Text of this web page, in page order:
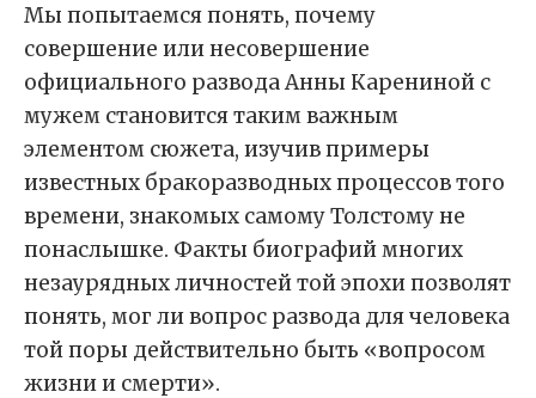
Мы попытаемся понять, почему
совершение или несовершение
официального развода Анны Карениной с
мужем становится таким важным
элементом сюжета, изучив примеры
известных бракоразводных процессов того
времени, знакомых самому Толстому не
понаслышке. Факты биографий многих
незаурядных личностей той эпохи позволят
понять, мог ли вопрос развода для человека
той поры действительно быть «вопросом
жизни и смерти».